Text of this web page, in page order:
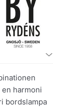
harmoni
bordslampa